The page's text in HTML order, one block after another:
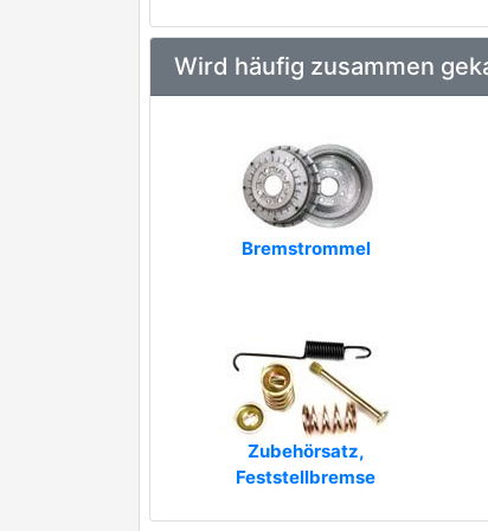
Wird häufig zusammen
Bremstrommel
Zubehörsatz,
Feststellbremse